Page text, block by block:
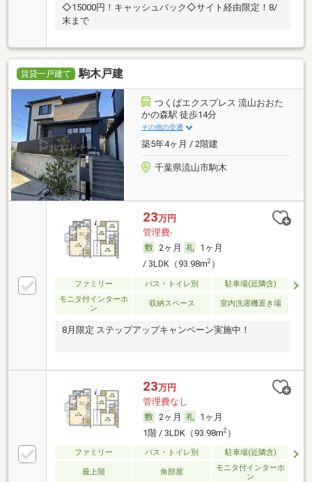
◇15000円！キャッシュバック◇サイト経由限定！8/
末まで
賃貸一戸建て 駒木戸建
つくばエクスプレス 流山おおた
かの森駅 徒歩14分
その他の交通
築5年4ヶ月 / 2階建
千葉県流山市駒木
23万円
管理費-
2ヶ月
1ヶ月
/ 3LDK（93.98m2）
ファミリー バス・トイレ別
駐車場(近隣含)
モニタ付インターホ
ン
収納スペース 室内洗濯機置き場
8月限定 ステップアップキャンペーン実施中！
23万円
管理費なし
2ヶ月
1ヶ月
1階 / 3LDK（93.98m2）
ファミリー バス・トイレ別 駐車場(近隣含)
最上階 角部屋
モニタ付インターホ
ン